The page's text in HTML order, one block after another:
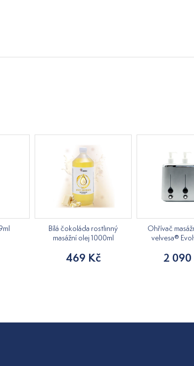
Bílá čokoláda rostlinný
masážní olej 1000ml
469 Kč
Ohřívač
velvesa®
2 090